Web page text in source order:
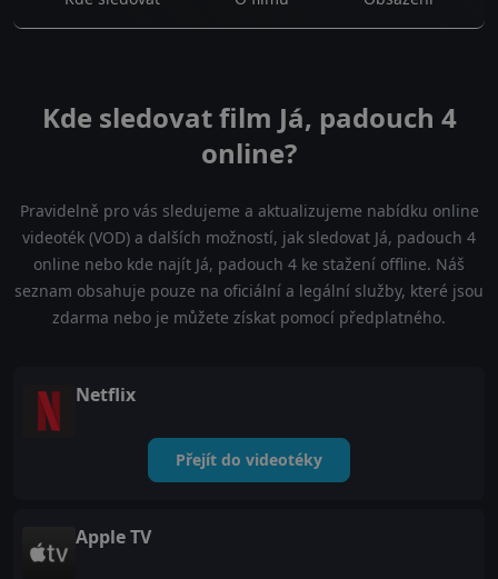
Kde sledovat film Já, padouch 4
online?
Pravidelně pro vás sledujeme a aktualizujeme nabídku online
videoték (VOD) a dalších možností, jak sledovat Já, padouch 4
online nebo kde najít Já, padouch 4 ke stažení offline. Náš
seznam obsahuje pouze na oficiální a legální služby, které jsou
zdarma nebo je můžete získat pomocí předplatného.
Netflix
Přejít do videotéky
Apple TV